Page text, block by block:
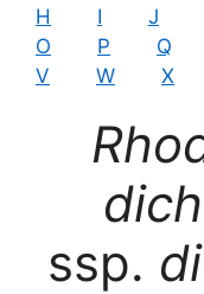
H
I J
O
P Q
V
W X
ssp.